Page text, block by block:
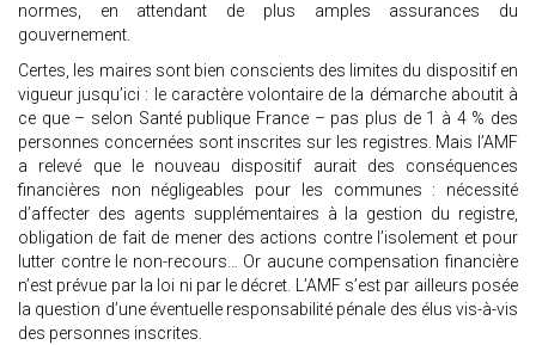
normes, en attendant de plus amples assurances du
gouvernement.
Certes, les maires sont bien conscients des limites du dispositif en
vigueur jusqu’ici : le caractère volontaire de la démarche aboutit à
ce que – selon Santé publique France – pas plus de 1 à 4 % des
personnes concernées sont inscrites sur les registres. Mais l’AMF
a relevé que le nouveau dispositif aurait des conséquences
financières non négligeables pour les communes : nécessité
d’affecter des agents supplémentaires à la gestion du registre,
obligation de fait de mener des actions contre l’isolement et pour
lutter contre le non-recours… Or aucune compensation financière
n’est prévue par la loi ni par le décret. L’AMF s’est par ailleurs posée
la question d’une éventuelle responsabilité pénale des élus vis-à-vis
des personnes inscrites.